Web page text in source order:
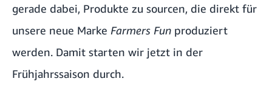
gerade dabei, Produkte zu sourcen, die direkt für
unsere neue Marke Farmers Fun produziert
werden. Damit starten wir jetzt in der
Frühjahrssaison durch.